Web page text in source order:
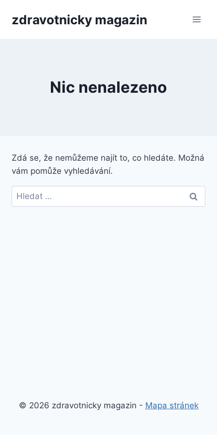
zdravotnicky magazin
Nic nenalezeno
Zdá se, že nemůžeme najít to, co hledáte. Možná
vám pomůže vyhledávání.
Vyhledávání
© 2026 zdravotnicky magazin - Mapa stránek